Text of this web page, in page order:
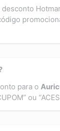
para o
ou